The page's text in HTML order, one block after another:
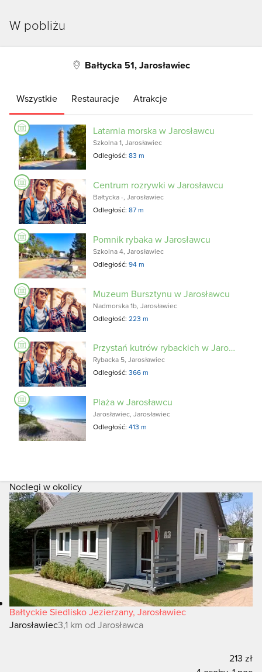
W pobliżu
Bałtycka 51, Jarosławiec
Wszystkie Restauracje Atrakcje
Latarnia morska w Jarosławcu
Szkolna 1, Jarosławiec
Odległość:83 m
Centrum rozrywki w Jarosławcu
Bałtycka -, Jarosławiec
Odległość:87 m
Pomnik rybaka w Jarosławcu
Szkolna 4, Jarosławiec
Odległość:94 m
Muzeum Bursztynu w Jarosławcu
Nadmorska 1b, Jarosławiec
Odległość:223 m
Przystań kutrów rybackich w Jarosławcu
Rybacka 5, Jarosławiec
Odległość:366 m
Plaża w Jarosławcu
Jarosławiec, Jarosławiec
Odległość:413 m
Noclegi w okolicy
Bałtyckie Siedlisko Jezierzany, Jarosławiec
Jarosławiec3,1 km od Jarosławca
213 zł